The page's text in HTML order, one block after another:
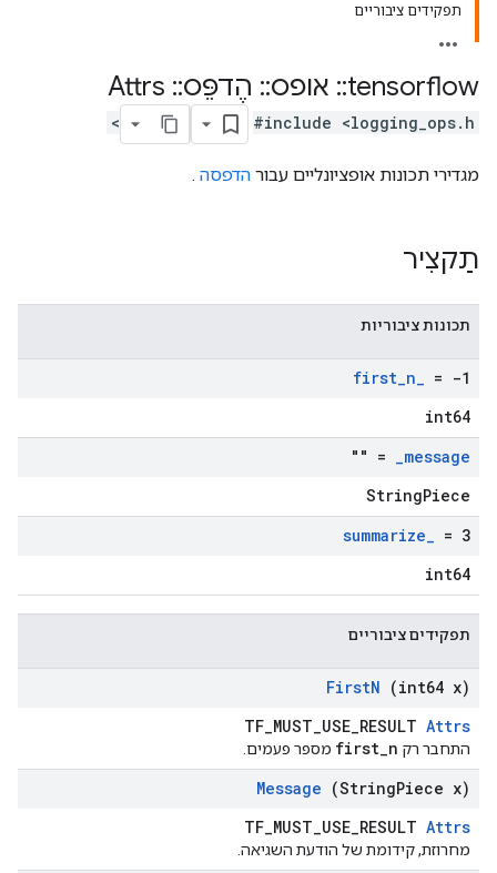
תפקידים ציבוריים
tensorflow
:: אופס:: הֶדפֵּס::
#include <logging_ops.h>
מגדירי תכונות אופציונליים עבור הדפסה .
תַקצִיר
תכונות ציבוריות
first_n_ = -1
int64
message
_
= ""
StringPiece
summarize_ = 3
int64
תפקידים ציבוריים
FirstN (int64 x)
TF_MUST_USE_RESULT Attrs
התחבר רק first_n מספר פעמים.
Message (StringPiece x)
TF_MUST_USE_RESULT Attrs
מחרוזת, קידומת של הודעת השגיאה.